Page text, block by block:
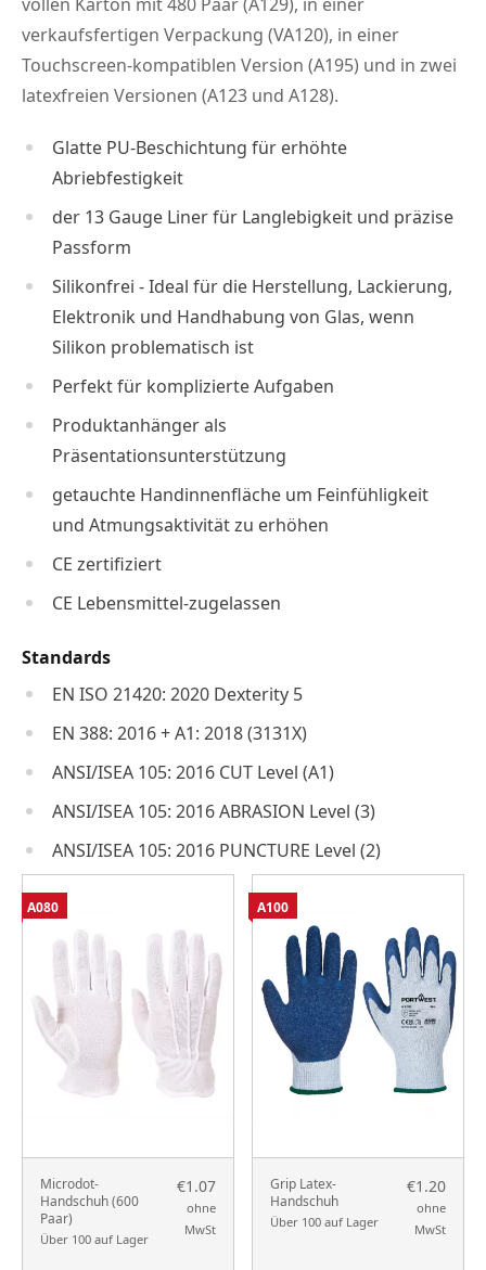
verkaufsfertigen Verpackung (VA120), in einer
Touchscreen-kompatiblen Version (A195) und in zwei
latexfreien Versionen (A123 und A128).
Glatte PU-Beschichtung für erhöhte
Abriebfestigkeit
der 13 Gauge Liner für Langlebigkeit und präzise
Passform
Silikonfrei - Ideal für die Herstellung, Lackierung,
Elektronik und Handhabung von Glas, wenn
Silikon problematisch ist
Perfekt für komplizierte Aufgaben
Produktanhänger als
Präsentationsunterstützung
getauchte Handinnenfläche um Feinfühligkeit
und Atmungsaktivität zu erhöhen
CE zertifiziert
CE Lebensmittel-zugelassen
Standards
EN ISO 21420: 2020 Dexterity 5
EN 388: 2016 + A1: 2018 (3131X)
ANSI/ISEA 105: 2016 CUT Level (A1)
ANSI/ISEA 105: 2016 ABRASION Level (3)
ANSI/ISEA 105: 2016 PUNCTURE Level (2)
Microdot-
Handschuh (600
Paar)
Über 100 auf Lager
€1.07
ohne
MwSt
A080
Grip Latex-
Handschuh
Über 100 auf Lager
€1.20
ohne
MwSt
A100